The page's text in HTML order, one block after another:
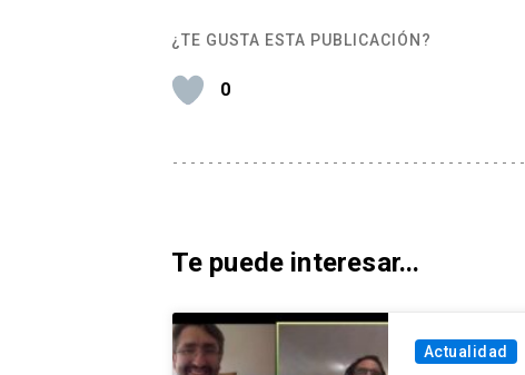
¿TE GUSTA ESTA PUBLICACIÓN?
0
Te puede interesar...
Actualidad